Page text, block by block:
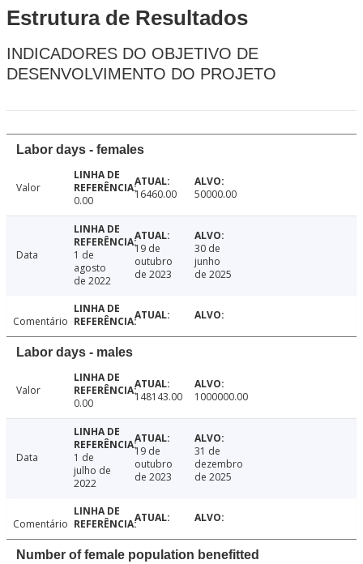
Estrutura de Resultados
INDICADORES DO OBJETIVO DE
DESENVOLVIMENTO DO PROJETO
Labor days - females
Valor
0.00
16460.00 50000.00
Data
1 de
agosto
de 2022
19 de
outubro
de 2023
30 de
junho
de 2025
Comentário
Labor days - males
Valor
0.00
148143.00 1000000.00
Data
1 de
julho de
2022
19 de
outubro
de 2023
31 de
dezembro
de 2025
Comentário
Number of female population benefitted